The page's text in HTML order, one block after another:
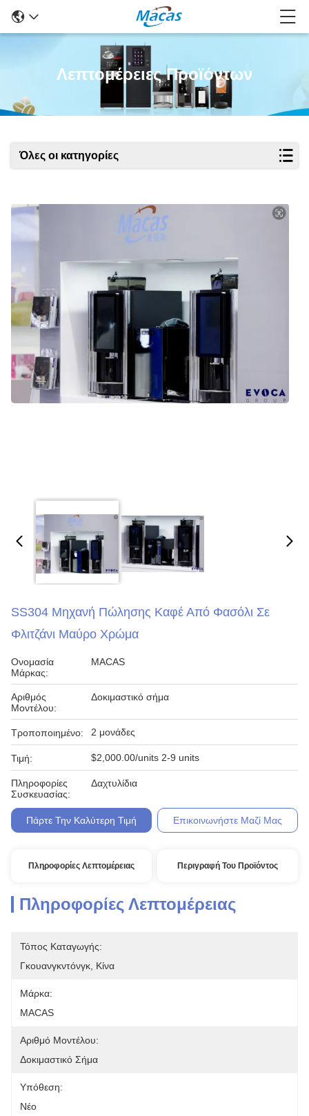
Λεπτομέρειες Προϊόντων
Όλες οι κατηγορίες
SS304 Μηχανή Πώλησης Καφέ Από Φασόλι Σε
Φλιτζάνι Μαύρο Χρώμα
Ονομασία
Μάρκας:
MACAS
Αριθμός
Μοντέλου:
Δοκιμαστικό σήμα
Τροποποιημένο: 2 μονάδες
Τιμή: $2,000.00/units 2-9 units
Πληροφορίες
Συσκευασίας:
Δαχτυλίδια
Πάρτε Την Καλύτερη Τιμή Επικοινωνήστε Μαζί Μας
Πληροφορίες Λεπτομέρειας Περιγραφή Του Προϊόντος
Πληροφορίες Λεπτομέρειας
Τόπος Καταγωγής:
Γκουανγκντόνγκ, Κίνα
Μάρκα:
MACAS
Αριθμό Μοντέλου:
Δοκιμαστικό Σήμα
Υπόθεση:
Νέο